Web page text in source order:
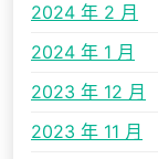
2024 年 2 月
2024 年 1 月
2023 年 12 月
2023 年 11 月